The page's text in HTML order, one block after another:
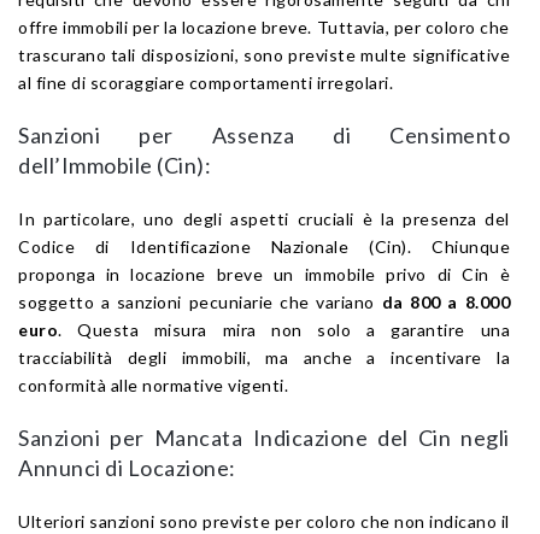
offre immobili per la locazione breve. Tuttavia, per coloro che
trascurano tali disposizioni, sono previste multe significative
al fine di scoraggiare comportamenti irregolari.
Sanzioni per Assenza di Censimento
dell’Immobile (Cin):
In particolare, uno degli aspetti cruciali è la presenza del
Codice di Identificazione Nazionale (Cin). Chiunque
proponga in locazione breve un immobile privo di Cin è
soggetto a sanzioni pecuniarie che variano da 800 a 8.000
euro. Questa misura mira non solo a garantire una
tracciabilità degli immobili, ma anche a incentivare la
conformità alle normative vigenti.
Sanzioni per Mancata Indicazione del Cin negli
Annunci di Locazione:
Ulteriori sanzioni sono previste per coloro che non indicano il